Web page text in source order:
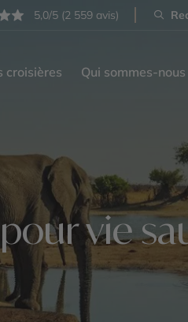
5,0/5 (2 559 avis)
croisières Qui sommes-nous
vie